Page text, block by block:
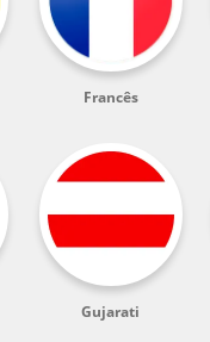
Francês
Gujarati